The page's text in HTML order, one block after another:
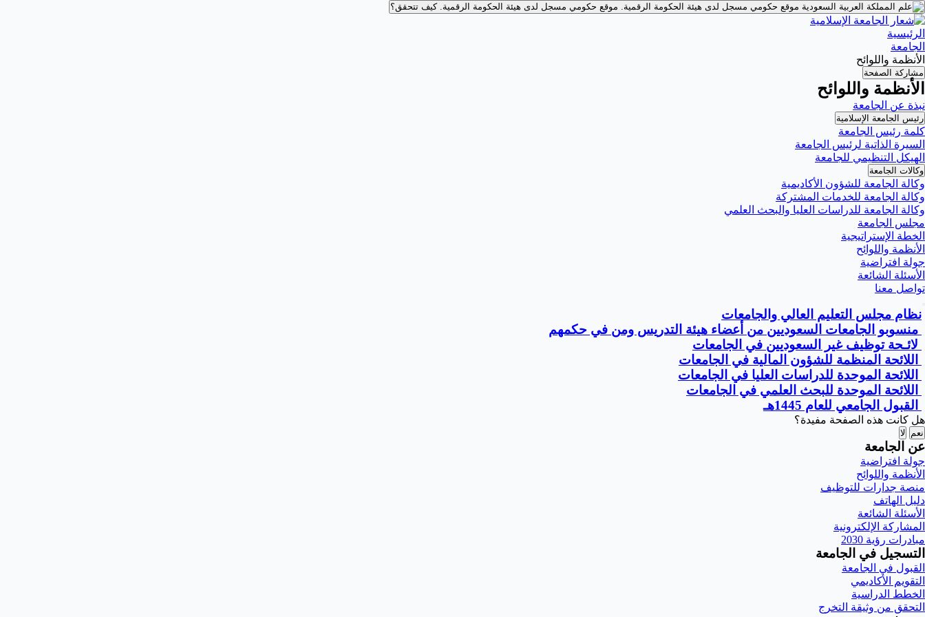
موقع حكومي مسجل لدى هيئة الحكومة الرقمية. موقع حكومي مسجل لدى هيئة الحكومة الرقمية.كيف تتحقق؟
الرئيسية
الجامعة
الأنظمة واللوائح
مشاركة الصفحة
الأنظمة واللوائح
نبذة عن الجامعة
رئيس الجامعة الإسلامية
كلمة رئيس الجامعة
السيرة الذاتية لرئيس الجامعة
الهيكل التنظيمي للجامعة
وكالات الجامعة
وكالة الجامعة للشؤون الأكاديمية
وكالة الجامعة للخدمات المشتركة
وكالة الجامعة للدراسات العليا والبحث العلمي
مجلس الجامعة
الخطة الإستراتيجية
الأنظمة واللوائح
جولة افتراضية
الأسئلة الشائعة
تواصل معنا
نظام مجلس التعليم العالي والجامعات
منسوبو الجامعات السعوديين من أعضاء هيئة التدريس ومن في حكمهم
لائـحة توظيف غير السعوديين في الجامعات
اللائحة المنظمة للشؤون المالية في الجامعات
اللائحة الموحدة للدراسات العليا في الجامعات
اللائحة الموحدة للبحث العلمي في الجامعات
القبول الجامعي للعام 1445هـ
هل كانت هذه الصفحة مفيدة؟
نعم لا
عن الجامعة
جولة افتراضية
الأنظمة واللوائح
منصة جدارات للتوظيف
دليل الهاتف
الأسئلة الشائعة
المشاركة الإلكترونية
مبادرات رؤية 2030
التسجيل في الجامعة
القبول في الجامعة
التقويم الأكاديمي
الخطط الدراسية
التحقق من وثيقة التخرج